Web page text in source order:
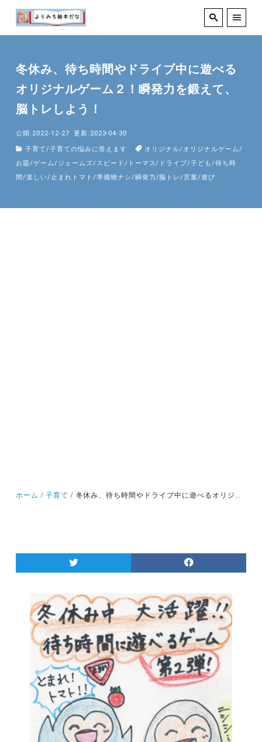
冬休み、待ち時間やドライブ中に遊べる
オリジナルゲーム２！瞬発力を鍛えて、
脳トレしよう！
公開:2022-12-27 更新:2023-04-30
子育て/子育ての悩みに答えます オリジナル/ オリジナルゲーム/
お題/ゲーム/ ジェームズ/ スピード/ トーマス/ ドライブ/子ども/待ち時
間/楽しい/ 止まれトマト /準備物ナシ/瞬発力/ 脳トレ/言葉/遊び
ホーム 子育て 冬休み、待ち時間やドライブ中に遊べるオリジナルゲーム２！瞬発力を鍛えて、脳トレしよう！